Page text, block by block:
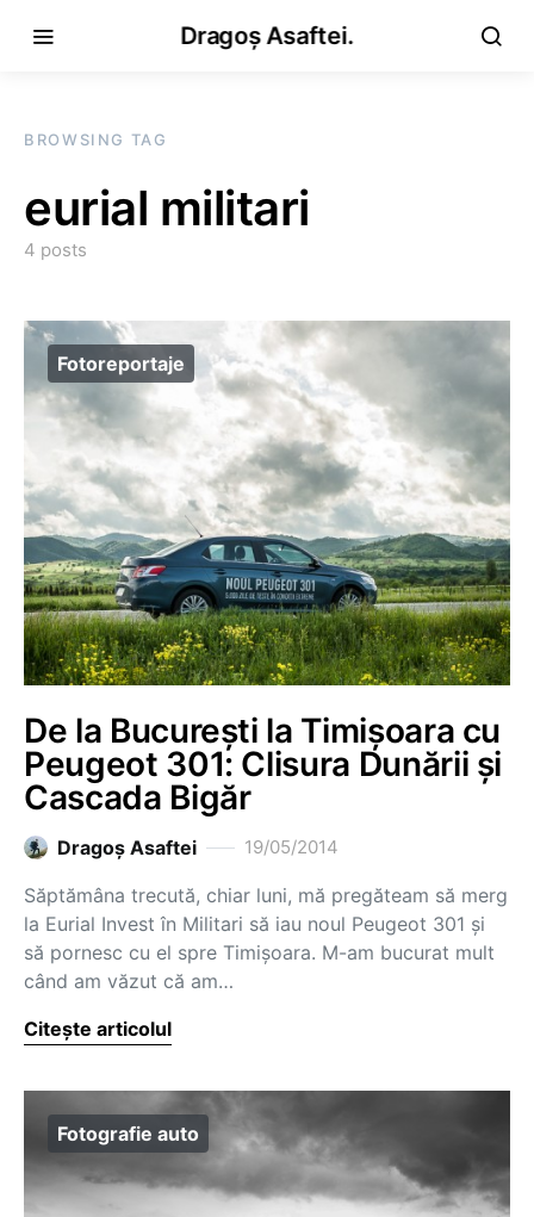
Dragoș Asaftei.
BROWSING TAG
eurial militari
4 posts
Fotoreportaje
De la București la Timișoara cu
Peugeot 301: Clisura Dunării și
Cascada Bigăr
Dragoş Asaftei 19/05/2014
Săptămâna trecută, chiar luni, mă pregăteam să merg
la Eurial Invest în Militari să iau noul Peugeot 301 și
să pornesc cu el spre Timișoara. M-am bucurat mult
când am văzut că am…
Citește articolul
Fotografie auto